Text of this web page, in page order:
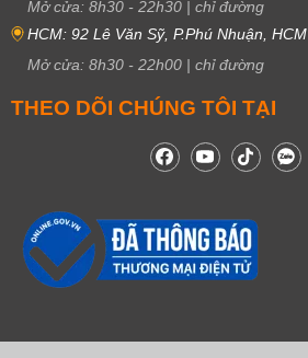
Mở cửa: 8h30 - 22h30 | chỉ đường
HCM: 92 Lê Văn Sỹ, P.Phú Nhuận, HCM
Mở cửa: 8h30 - 22h00 | chỉ đường
THEO DÕI CHÚNG TÔI TẠI